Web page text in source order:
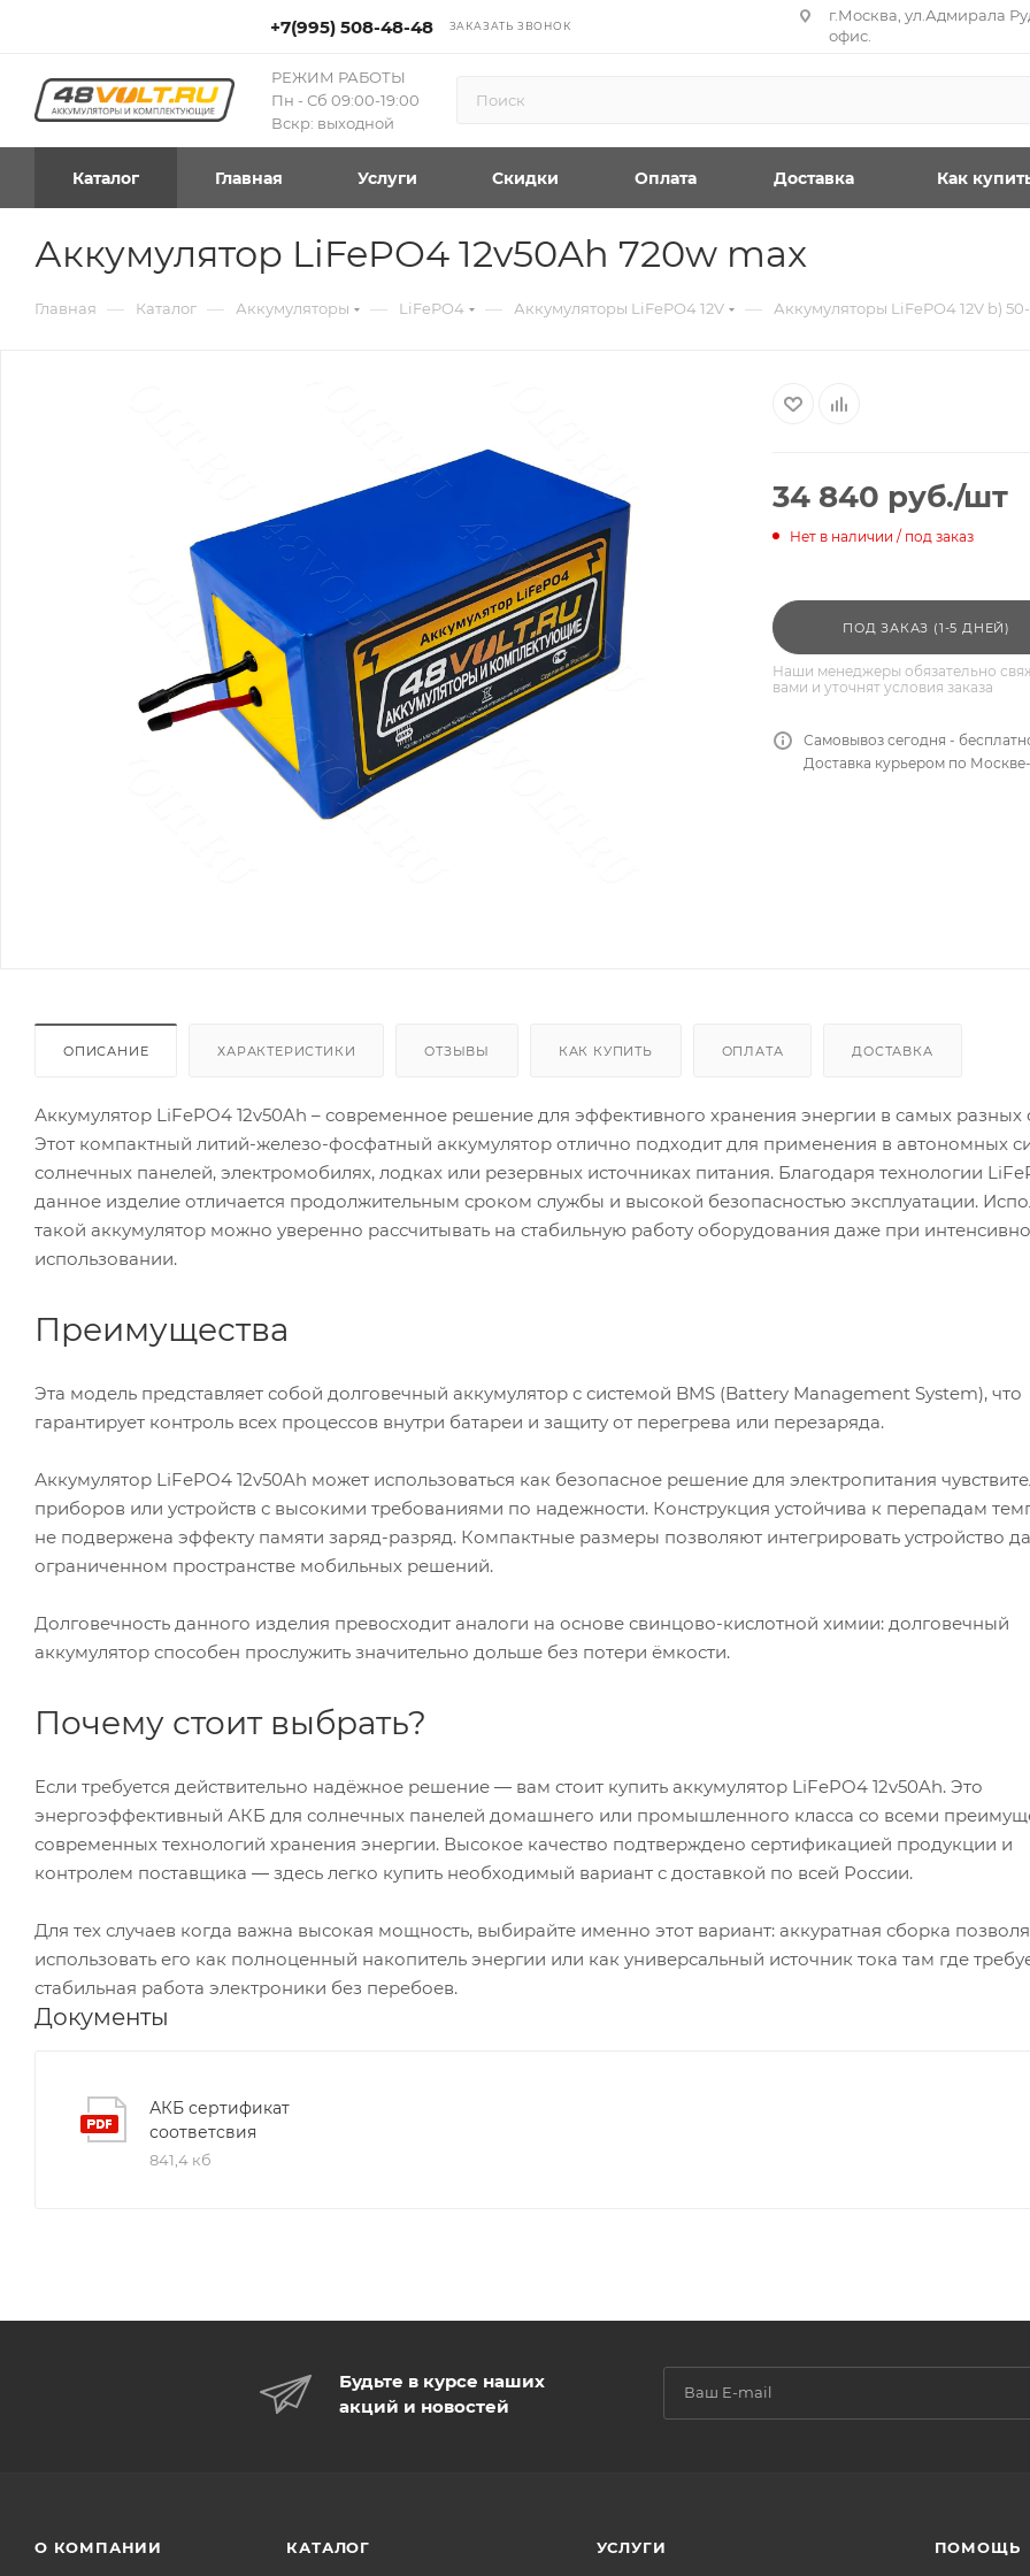
+7(995) 508-48-48 ЗАКАЗАТЬ ЗВОНОК
г.Москва, ул.Адмирала
офис.
РЕЖИМ РАБОТЫ
Пн - Сб 09:00-19:00
Вскр: выходной
Каталог Главная Услуги Скидки Оплата Доставка Как
Аккумулятор LiFePO4 12v50Ah 720w max
Главная — Каталог — Аккумуляторы — LiFePO4 — Аккумуляторы LiFePO4 12V — Аккумуляторы LiFePO4 12V b)
34 840 руб./шт
Нет в наличии / под заказ
ПОД ЗАКАЗ (1-5 ДНЕЙ)
Наши менеджеры обязательно
вами и уточнят условия заказа
Самовывоз сегодня -
Доставка курьером по
ОПИСАНИЕ ХАРАКТЕРИСТИКИ ОТЗЫВЫ КАК КУПИТЬ ОПЛАТА ДОСТАВКА
Аккумулятор LiFePO4 12v50Ah – современное решение для эффективного хранения энергии в самых разных
Этот компактный литий-железо-фосфатный аккумулятор отлично подходит для применения в автономных
солнечных панелей, электромобилях, лодках или резервных источниках питания. Благодаря технологии
данное изделие отличается продолжительным сроком службы и высокой безопасностью эксплуатации.
такой аккумулятор можно уверенно рассчитывать на стабильную работу оборудования даже при
использовании.
Преимущества
Эта модель представляет собой долговечный аккумулятор с системой BMS (Battery Management System), что
гарантирует контроль всех процессов внутри батареи и защиту от перегрева или перезаряда.
Аккумулятор LiFePO4 12v50Ah может использоваться как безопасное решение для электропитания
приборов или устройств с высокими требованиями по надежности. Конструкция устойчива к перепадам
не подвержена эффекту памяти заряд-разряд. Компактные размеры позволяют интегрировать устройство
ограниченном пространстве мобильных решений.
Долговечность данного изделия превосходит аналоги на основе свинцово-кислотной химии: долговечный
аккумулятор способен прослужить значительно дольше без потери ёмкости.
Почему стоит выбрать?
Если требуется действительно надёжное решение ― вам стоит купить аккумулятор LiFePO4 12v50Ah. Это
энергоэффективный АКБ для солнечных панелей домашнего или промышленного класса со всеми
современных технологий хранения энергии. Высокое качество подтверждено сертификацией продукции и
контролем поставщика ― здесь легко купить необходимый вариант с доставкой по всей России.
Для тех случаев когда важна высокая мощность, выбирайте именно этот вариант: аккуратная сборка
использовать его как полноценный накопитель энергии или как универсальный источник тока там где
стабильная работа электроники без перебоев.
Документы
АКБ сертификат
соответсвия
841,4 кб
Будьте в курсе наших
акций и новостей
О КОМПАНИИ КАТАЛОГ УСЛУГИ ПОМОЩЬ